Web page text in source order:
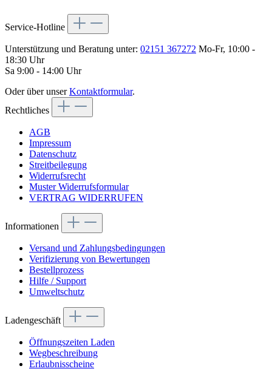
Service-Hotline
Unterstützung und Beratung unter: 02151 367272 Mo-Fr, 10:00 -
18:30 Uhr
Sa 9:00 - 14:00 Uhr
Oder über unserKontaktformular.
Rechtliches
AGB
Impressum
Datenschutz
Streitbeilegung
Widerrufsrecht
Muster Widerrufsformular
VERTRAG WIDERRUFEN
Informationen
Versand und Zahlungsbedingungen
Verifizierung von Bewertungen
Bestellprozess
Hilfe / Support
Umweltschutz
Ladengeschäft
Öffnungszeiten Laden
Wegbeschreibung
Erlaubnisscheine